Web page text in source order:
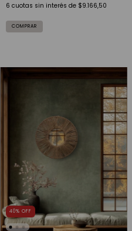
6 cuotas sin interés de $9.166,50
40% OFF